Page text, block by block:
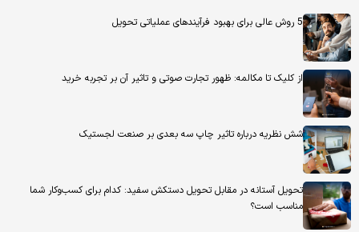
5 روش عالی برای بهبود فرآیندهای عملیاتی تحویل
از کلیک تا مکالمه: ظهور تجارت صوتی و تاثیر آن بر تجربه خرید
شش نظریه درباره تاثیر چاپ سه بعدی بر صنعت لجستیک
تحویل آستانه در مقابل تحویل دستکش سفید: کدام برای کسب‌وکار شما
مناسب است؟